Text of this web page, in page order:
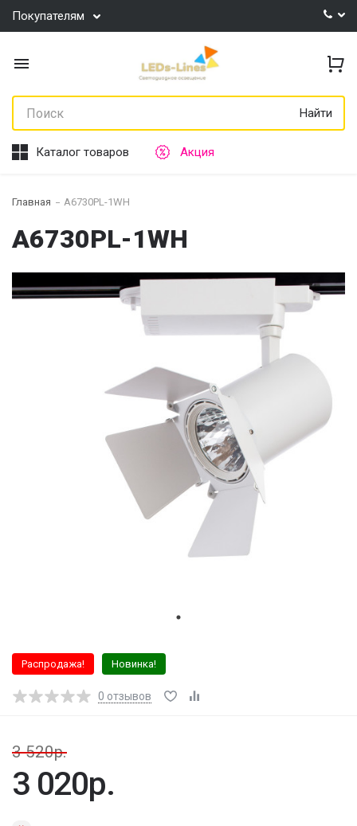
Покупателям
Найти
Каталог товаров Акция
Главная A6730PL-1WH
A6730PL-1WH
Распродажа! Новинка!
0 отзывов
3 520р.
3 020р.